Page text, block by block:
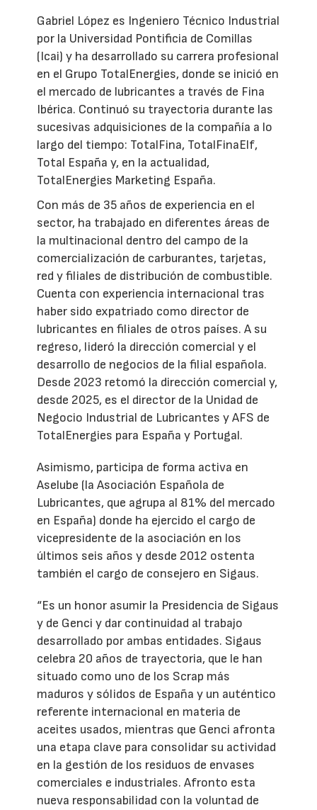
Gabriel López es Ingeniero Técnico Industrial
por la Universidad Pontificia de Comillas
(Icai) y ha desarrollado su carrera profesional
en el Grupo TotalEnergies, donde se inició en
el mercado de lubricantes a través de Fina
Ibérica. Continuó su trayectoria durante las
sucesivas adquisiciones de la compañía a lo
largo del tiempo: TotalFina, TotalFinaElf,
Total España y, en la actualidad,
TotalEnergies Marketing España.
Con más de 35 años de experiencia en el
sector, ha trabajado en diferentes áreas de
la multinacional dentro del campo de la
comercialización de carburantes, tarjetas,
red y filiales de distribución de combustible.
Cuenta con experiencia internacional tras
haber sido expatriado como director de
lubricantes en filiales de otros países. A su
regreso, lideró la dirección comercial y el
desarrollo de negocios de la filial española.
Desde 2023 retomó la dirección comercial y,
desde 2025, es el director de la Unidad de
Negocio Industrial de Lubricantes y AFS de
TotalEnergies para España y Portugal.
Asimismo, participa de forma activa en
Aselube (la Asociación Española de
Lubricantes, que agrupa al 81% del mercado
en España) donde ha ejercido el cargo de
vicepresidente de la asociación en los
últimos seis años y desde 2012 ostenta
también el cargo de consejero en Sigaus.
“Es un honor asumir la Presidencia de Sigaus
y de Genci y dar continuidad al trabajo
desarrollado por ambas entidades. Sigaus
celebra 20 años de trayectoria, que le han
situado como uno de los Scrap más
maduros y sólidos de España y un auténtico
referente internacional en materia de
aceites usados, mientras que Genci afronta
una etapa clave para consolidar su actividad
en la gestión de los residuos de envases
comerciales e industriales. Afronto esta
nueva responsabilidad con la voluntad de